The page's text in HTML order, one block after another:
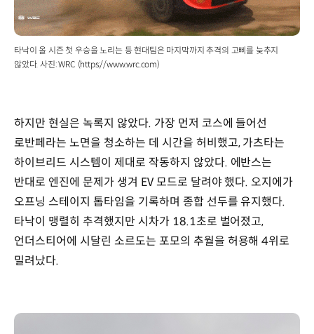
타낙이 올 시즌 첫 우승을 노리는 등 현대팀은 마지막까지 추격의 고삐를 늦추지
않았다. 사진: WRC (https://www.wrc.com)
하지만 현실은 녹록지 않았다. 가장 먼저 코스에 들어선
로반페라는 노면을 청소하는 데 시간을 허비했고, 가츠타는
하이브리드 시스템이 제대로 작동하지 않았다. 에반스는
반대로 엔진에 문제가 생겨 EV 모드로 달려야 했다. 오지에가
오프닝 스테이지 톱타임을 기록하며 종합 선두를 유지했다.
타낙이 맹렬히 추격했지만 시차가 18.1초로 벌어졌고,
언더스티어에 시달린 소르도는 포모의 추월을 허용해 4위로
밀려났다.